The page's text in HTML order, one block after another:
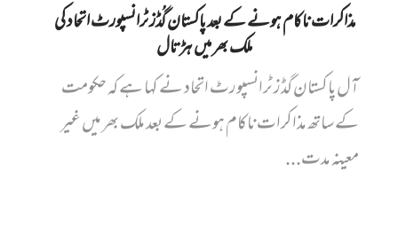
مذاکرات ناکام ہونے کے بعد پاکستان گُڈز ٹرانسپورٹ اتحاد کی
ملک بھر میں ہڑتال
آل پاکستان گڈز ٹرانسپورٹ اتحاد نے کہا ہے کہ حکومت
کے ساتھ مذاکرات ناکام ہونے کے بعد ملک بھر میں غیر
معینہ مدت...